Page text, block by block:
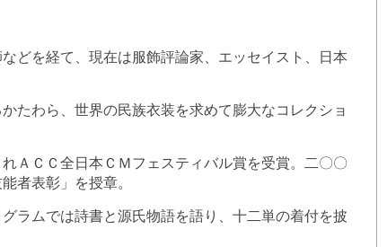
どを経て、現在は服飾評論家、エッセイスト、日本
たわら、世界の民族衣装を求めて膨大なコレクショ
ＡＣＣ全日本ＣＭフェスティバル賞を受賞。二〇〇
者表彰」を授章。
ラムでは詩書と源氏物語を語り、十二単の着付を披